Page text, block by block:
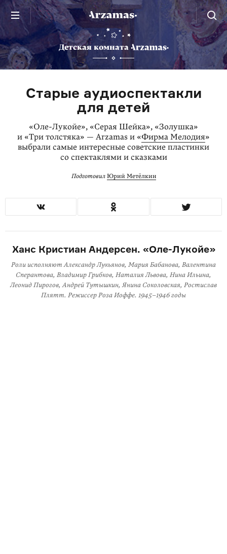
Детская комната
Старые аудиоспектакли
для детей
«Оле-Лукойе», «Серая Шейка», «Золушка»
и «Три толстяка» — Arzamas и «Фирма Мелодия»
выбрали самые интересные советские пластинки
со спектаклями и сказками
Подготовил Юрий Метёлкин
Ханс Кристиан Андерсен. «Оле-Лукойе»
Роли исполняют Александр Лукьянов, Мария Бабанова, Валентина
Сперантова, Владимир Грибков, Наталия Львова, Нина Ильина,
Леонид Пирогов, Андрей Тутышкин, Янина Соколовская, Ростислав
Плятт. Режиссер Роза Иоффе. 1945–1946 годы